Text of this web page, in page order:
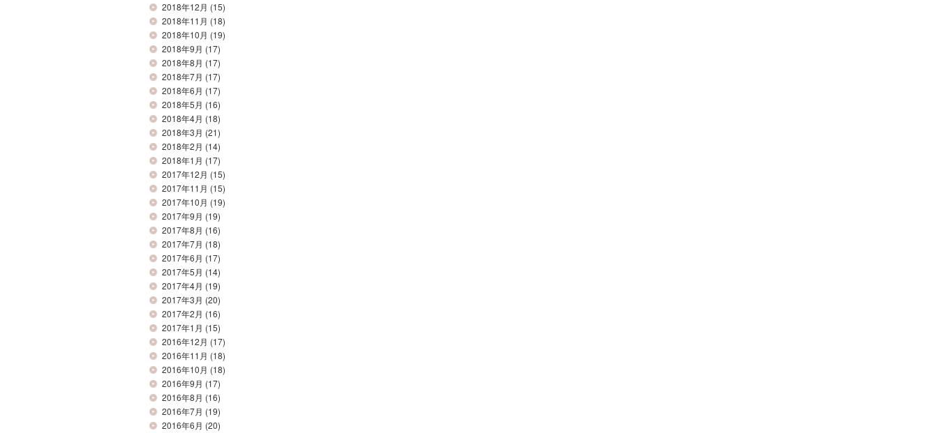
2018年12月 (15)
2018年11月 (18)
2018年10月 (19)
2018年9月 (17)
2018年8月 (17)
2018年7月 (17)
2018年6月 (17)
2018年5月 (16)
2018年4月 (18)
2018年3月 (21)
2018年2月 (14)
2018年1月 (17)
2017年12月 (15)
2017年11月 (15)
2017年10月 (19)
2017年9月 (19)
2017年8月 (16)
2017年7月 (18)
2017年6月 (17)
2017年5月 (14)
2017年4月 (19)
2017年3月 (20)
2017年2月 (16)
2017年1月 (15)
2016年12月 (17)
2016年11月 (18)
2016年10月 (18)
2016年9月 (17)
2016年8月 (16)
2016年7月 (19)
2016年6月 (20)